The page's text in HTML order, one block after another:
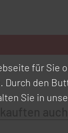
kauften
für Sie
Durch den
Sie in